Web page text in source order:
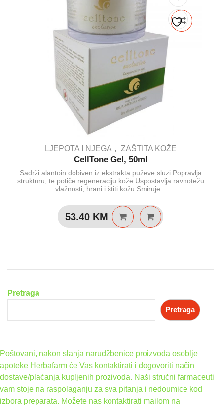
LJEPOTA I NJEGA ZAŠTITA KOŽE
CellTone Gel, 50ml
Sadrži alantoin dobiven iz ekstrakta puževe sluzi Popravlja
strukturu, te potiče regeneraciju kože Uspostavlja ravnotežu
vlažnosti, hrani i štiti kožu Smiruje...
53.40 KM
Pretraga
Pretraga
Poštovani, nakon slanja narudžbenice proizvoda osoblje
apoteke Herbafarm će Vas kontaktirati i dogovoriti način
dostave/plaćanja kupljenih prozivoda. Naši stručni farmaceuti
vam stoje na raspolaganju za sva pitanja i nedoumice kod
izbora preparata. Možete nas kontaktirati mailom na